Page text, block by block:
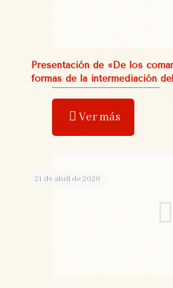
Presentación de «De los
formas de la intermediación del
Ver más
21 de abril de 2026